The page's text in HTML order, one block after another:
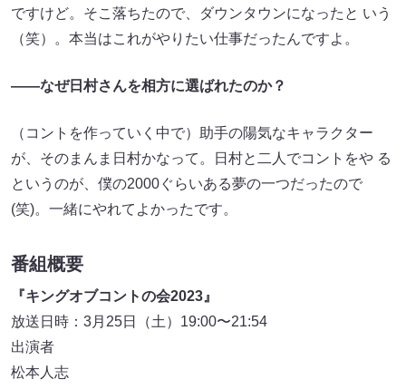
ですけど。そこ落ちたので、ダウンタウンになったと いう
（笑）。本当はこれがやりたい仕事だったんですよ。
――なぜ日村さんを相方に選ばれたのか？
（コントを作っていく中で）助手の陽気なキャラクター
が、そのまんま日村かなって。日村と二人でコントをや る
というのが、僕の2000ぐらいある夢の一つだったので
(笑)。一緒にやれてよかったです。
番組概要
『キングオブコントの会2023』
放送日時：3月25日（土）19:00〜21:54
出演者
松本人志